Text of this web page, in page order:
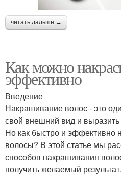
читать дальше →
Как можно
эффективно
Введение
Накрашивание волос - это
свой внешний вид и
Но как быстро и эффективно
волосы? В этой статье мы
способов накрашивания
получить желаемый результат.